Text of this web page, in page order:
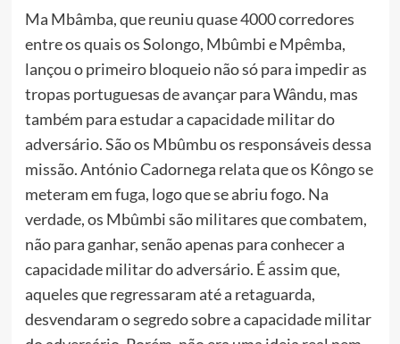
Ma Mbâmba, que reuniu quase 4000 corredores
entre os quais os Solongo, Mbûmbi e Mpêmba,
lançou o primeiro bloqueio não só para impedir as
tropas portuguesas de avançar para Wându, mas
também para estudar a capacidade militar do
adversário. São os Mbûmbu os responsáveis dessa
missão. António Cadornega relata que os Kôngo se
meteram em fuga, logo que se abriu fogo. Na
verdade, os Mbûmbi são militares que combatem,
não para ganhar, senão apenas para conhecer a
capacidade militar do adversário. É assim que,
aqueles que regressaram até a retaguarda,
desvendaram o segredo sobre a capacidade militar